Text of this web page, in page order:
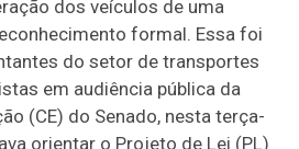
dos veículos de uma
formal. Essa foi
do setor de transportes
em audiência pública da
(CE) do Senado, nesta terça-
orientar o Projeto de Lei (PL)